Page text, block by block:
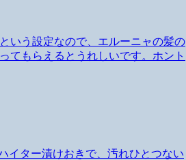
いう設定なので、エルーニャの髪の
てもらえるとうれしいです。ホント
ター漬けおきで、汚れひとつない